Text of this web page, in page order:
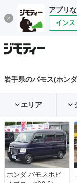
アプリ
イン
岩手県のバモス(ホン
エリア
ホンダ バモスホビ